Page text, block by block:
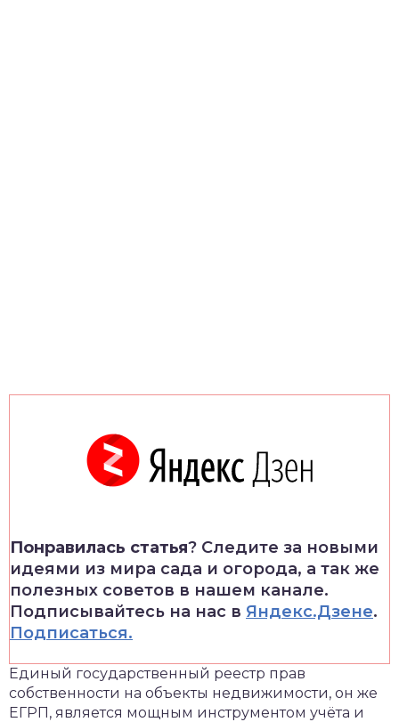
Понравилась статья? Следите за новыми
идеями из мира сада и огорода, а так же
полезных советов в нашем канале.
Подписывайтесь на нас в Яндекс.Дзене.
Подписаться.
Единый государственный реестр прав
собственности на объекты недвижимости, он же
ЕГРП, является мощным инструментом учёта и